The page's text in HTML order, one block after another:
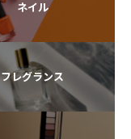
ネイル
フレグランス